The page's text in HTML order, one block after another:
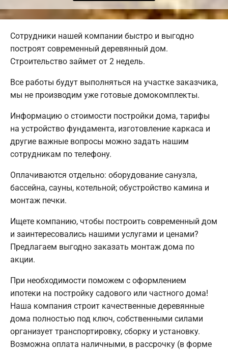
Сотрудники нашей компании быстро и выгодно
построят современный деревянный дом.
Строительство займет от 2 недель.
Все работы будут выполняться на участке заказчика,
мы не производим уже готовые домокомплекты.
Информацию о стоимости постройки дома, тарифы
на устройство фундамента, изготовление каркаса и
другие важные вопросы можно задать нашим
сотрудникам по телефону.
Оплачиваются отдельно: оборудование санузла,
бассейна, сауны, котельной; обустройство камина и
монтаж печки.
Ищете компанию, чтобы построить современный дом
и заинтересовались нашими услугами и ценами?
Предлагаем выгодно заказать монтаж дома по
акции.
При необходимости поможем с оформлением
ипотеки на постройку садового или частного дома!
Наша компания строит качественные деревянные
дома полностью под ключ, собственными силами
организует транспортировку, сборку и установку.
Возможна оплата наличными, в рассрочку (в форме